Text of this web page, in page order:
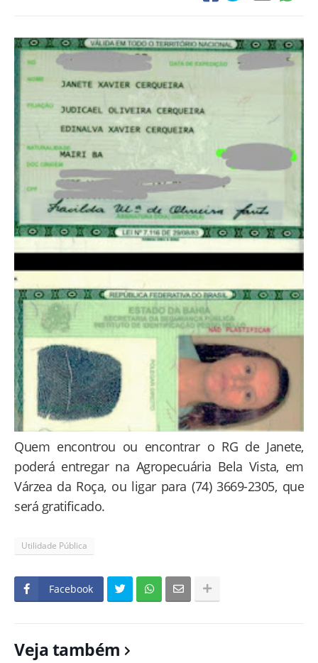
Quem encontrou ou encontrar o RG de Janete,
poderá entregar na Agropecuária Bela Vista, em
Várzea da Roça, ou ligar para (74) 3669-2305, que
será gratificado.
Utilidade Pública
Facebook
Veja também